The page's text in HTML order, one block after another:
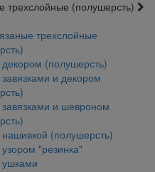
трехслойные (полушерсть)
трехслойные
(полушерсть)
и декором
и шевроном
(полушерсть)
"резинка"